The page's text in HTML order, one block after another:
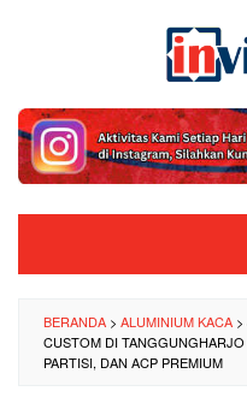
BERANDA > ALUMINIUM KACA >
CUSTOM DI
PARTISI, DAN ACP PREMIUM